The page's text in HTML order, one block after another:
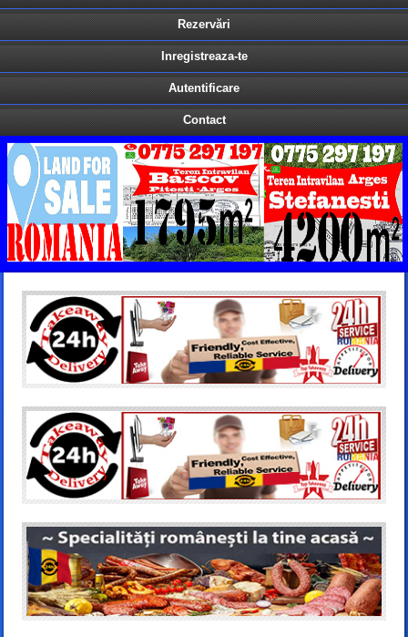
Rezervări
Inregistreaza-te
Autentificare
Contact